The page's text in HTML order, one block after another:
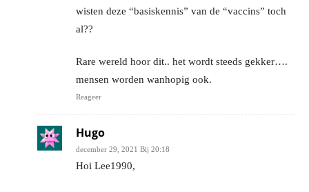
wisten deze “basiskennis” van de “vaccins” toch
al??
Rare wereld hoor dit.. het wordt steeds gekker….
mensen worden wanhopig ook.
Reageer
Hugo
december 29, 2021 Bij 20:18
Hoi Lee1990,